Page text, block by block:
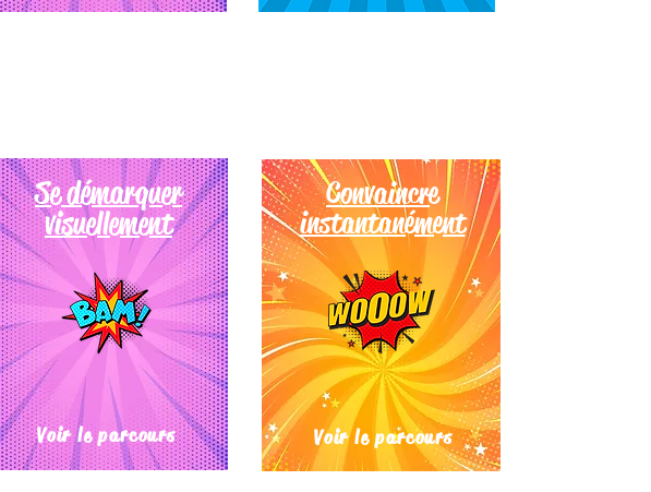
Convaincre
instantanément
Voir le parcours
Se démarquer
visuellement
Voir le parcours